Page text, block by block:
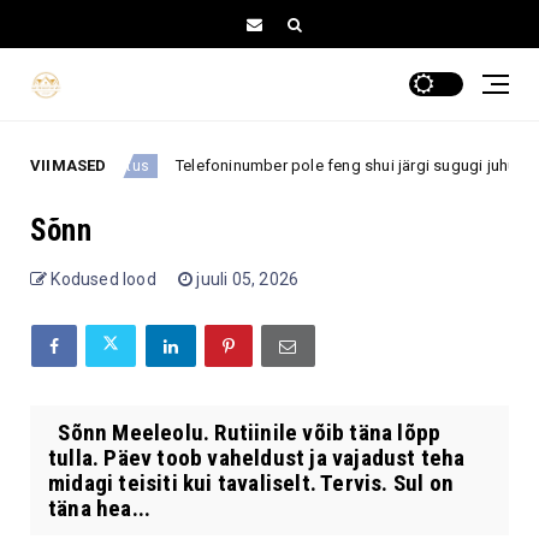
VIIMASED
Armastus Telefoninumber pole feng shui järgi sugugi juhuslik:
Sõnn
Kodused lood juuli 05, 2026
Sõnn Meeleolu. Rutiinile võib täna lõpp
tulla. Päev toob vaheldust ja vajadust teha
midagi teisiti kui tavaliselt. Tervis. Sul on
täna hea...